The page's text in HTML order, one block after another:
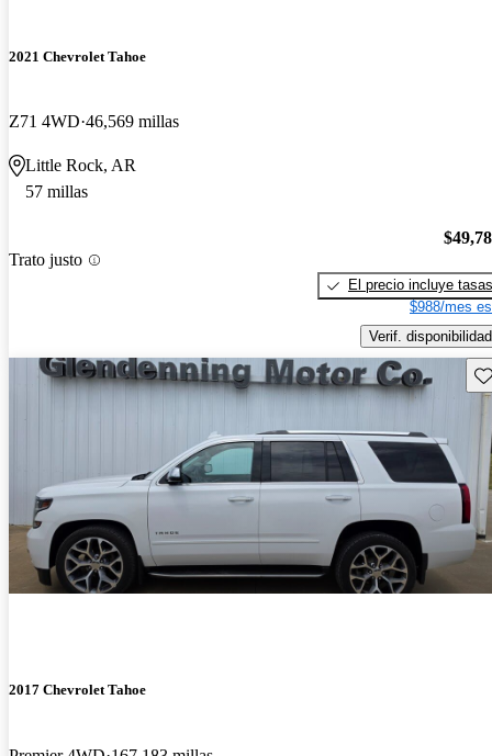
2021 Chevrolet Tahoe
Z71 4WD 46,569 millas
Little Rock, AR
57 millas
Trato justo
El precio incluye tasas
$988/mes
Verif. disponibilidad
2017 Chevrolet Tahoe